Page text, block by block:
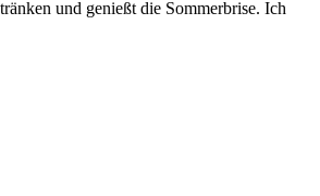
und genießt die Sommerbrise. Ich